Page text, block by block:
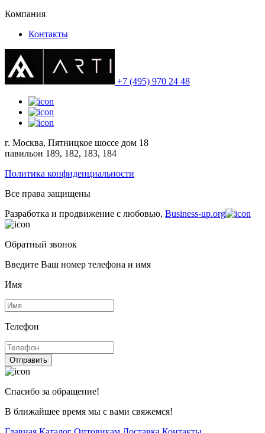
Компания
Контакты
+7 (495) 970 24 48
г. Москва, Пятницкое шоссе дом 18
павильон 189, 182, 183, 184
Политика конфиденциальности
Все права защищены
Разработка и продвижение с любовью, Business-up.org
Обратный звонок
Введите Ваш номер телефона и имя
Имя
Телефон
Отправить
Спасибо за обращение!
В ближайшее время мы с вами свяжемся!